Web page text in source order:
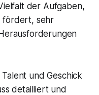
der Aufgaben,
fördert, sehr
und Geschick
detailliert und